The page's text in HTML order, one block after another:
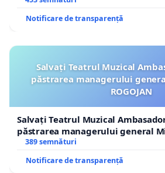
Notificare de transparență
Salvați Teatrul Muzical
păstrarea managerului
ROGOJAN
Salvați Teatrul Muzical
păstrarea managerului general
ROGOJAN
389 semnături
Notificare de transparență